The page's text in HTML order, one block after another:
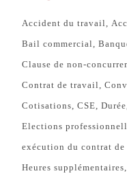
Accident du travail
Bail commercial
Clause de non-
Contrat de travail
Cotisations CSE Durée
Elections
exécution du contrat
Heures supplémentaires